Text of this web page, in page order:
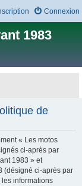
Connexion
1983
de
« Les motos
ci-après par
1983 » et
(désigné ci-après par
informations